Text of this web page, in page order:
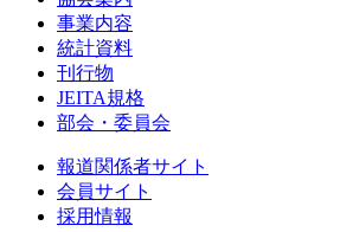
事業内容
統計資料
刊行物
JEITA規格
部会・委員会
報道関係者サイト
会員サイト
採用情報